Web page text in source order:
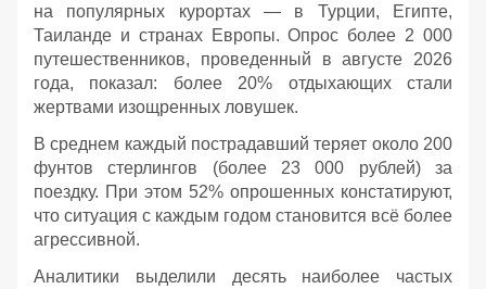
на популярных курортах — в Турции, Египте,
Таиланде и странах Европы. Опрос более 2 000
путешественников, проведенный в августе 2026
года, показал: более 20% отдыхающих стали
жертвами изощренных ловушек.
В среднем каждый пострадавший теряет около 200
фунтов стерлингов (более 23 000 рублей) за
поездку. При этом 52% опрошенных констатируют,
что ситуация с каждым годом становится всё более
агрессивной.
Аналитики выделили десять наиболее частых